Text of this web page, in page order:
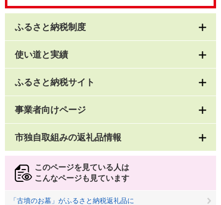
ふるさと納税制度
使い道と実績
ふるさと納税サイト
事業者向けページ
市独自取組みの返礼品情報
このページを見ている人は
こんなページも見ています
「古墳のお墓」がふるさと納税返礼品に